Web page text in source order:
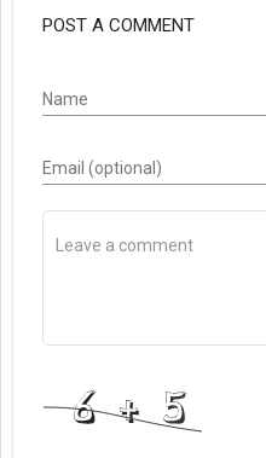
POST A COMMENT
Name
Email (optional)